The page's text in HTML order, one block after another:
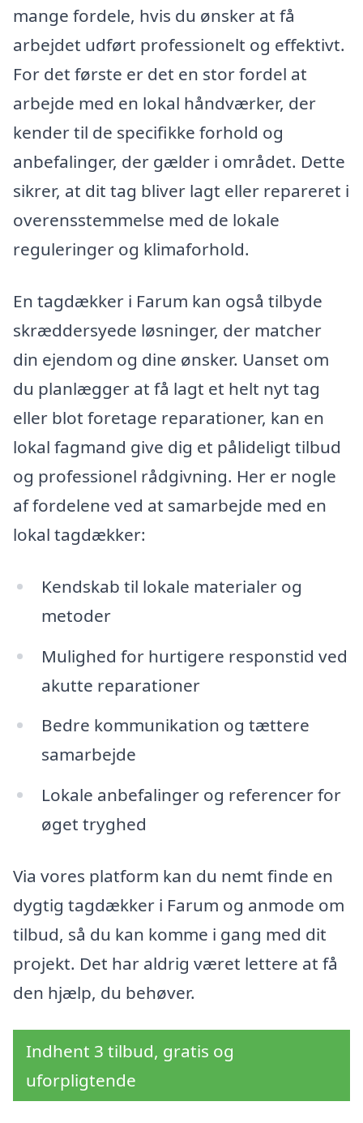
mange fordele, hvis du ønsker at få
arbejdet udført professionelt og effektivt.
For det første er det en stor fordel at
arbejde med en lokal håndværker, der
kender til de specifikke forhold og
anbefalinger, der gælder i området. Dette
sikrer, at dit tag bliver lagt eller repareret i
overensstemmelse med de lokale
reguleringer og klimaforhold.
En tagdækker i Farum kan også tilbyde
skræddersyede løsninger, der matcher
din ejendom og dine ønsker. Uanset om
du planlægger at få lagt et helt nyt tag
eller blot foretage reparationer, kan en
lokal fagmand give dig et pålideligt tilbud
og professionel rådgivning. Her er nogle
af fordelene ved at samarbejde med en
lokal tagdækker:
Kendskab til lokale materialer og
metoder
Mulighed for hurtigere responstid ved
akutte reparationer
Bedre kommunikation og tættere
samarbejde
Lokale anbefalinger og referencer for
øget tryghed
Via vores platform kan du nemt finde en
dygtig tagdækker i Farum og anmode om
tilbud, så du kan komme i gang med dit
projekt. Det har aldrig været lettere at få
den hjælp, du behøver.
Indhent 3 tilbud, gratis og
uforpligtende